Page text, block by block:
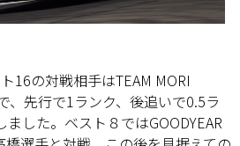
16の対戦相手はTEAM MORI
、先行で1ランク、後追いで0.5ラ
した。ベスト８ではGOODYEAR